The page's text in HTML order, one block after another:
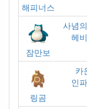
해피너스
잠만보
사념
헤
링곰
카
인